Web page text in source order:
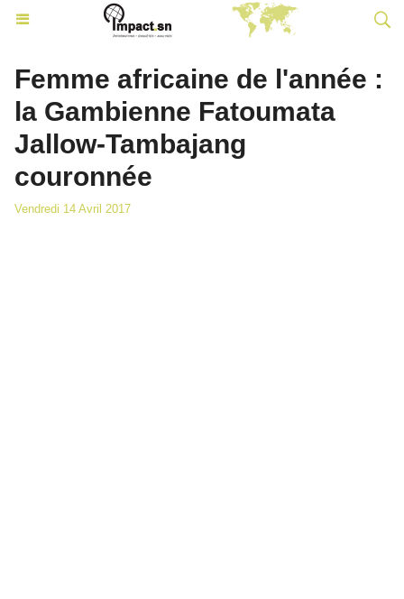
Femme africaine de l'année :
la Gambienne Fatoumata
Jallow-Tambajang
couronnée
Vendredi 14 Avril 2017